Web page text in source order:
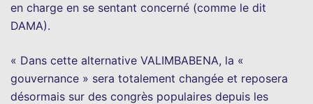
en charge en se sentant concerné (comme le dit
DAMA).
« Dans cette alternative VALIMBABENA, la «
gouvernance » sera totalement changée et reposera
désormais sur des congrès populaires depuis les